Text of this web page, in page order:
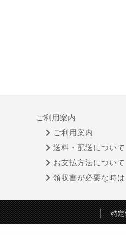
ご利用案内
ご利用案内
送料・配送について
お支払方法について
領収書が必要な時は
特定